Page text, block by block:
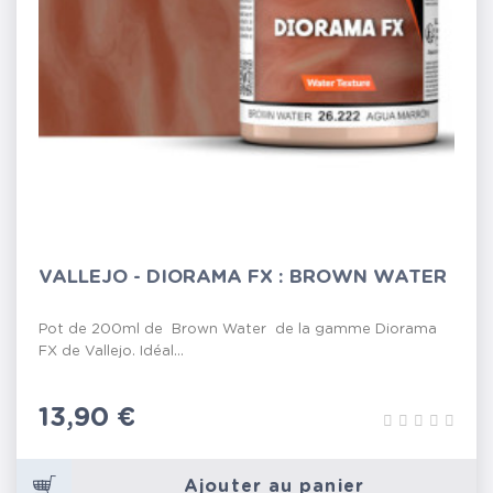
VALLEJO - DIORAMA FX : BROWN WATER
Pot de 200ml de Brown Water de la gamme Diorama
FX de Vallejo. Idéal...
Prix
13,90 €
Ajouter au panier